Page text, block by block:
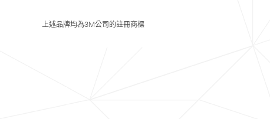
上述品牌均為3M公司的註冊商標